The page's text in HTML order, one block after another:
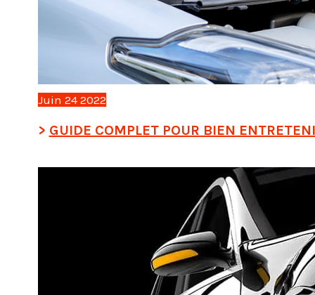
Juin 24 2022
GUIDE COMPLET POUR BIEN